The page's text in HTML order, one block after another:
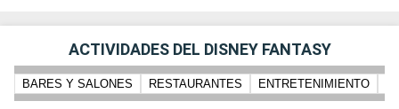
ACTIVIDADES DEL DISNEY FANTASY
BARES Y SALONES RESTAURANTES ENTRETENIMIENTO